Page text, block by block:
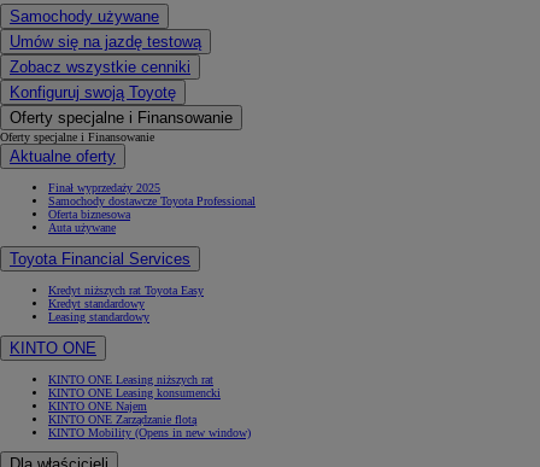
Samochody używane
Umów się na jazdę testową
Zobacz wszystkie cenniki
Konfiguruj swoją Toyotę
Oferty specjalne i Finansowanie
Oferty specjalne i Finansowanie
Aktualne oferty
Finał wyprzedaży 2025
Samochody dostawcze Toyota Professional
Oferta biznesowa
Auta używane
Toyota Financial Services
Kredyt niższych rat Toyota Easy
Kredyt standardowy
Leasing standardowy
KINTO ONE
KINTO ONE Leasing niższych rat
KINTO ONE Leasing konsumencki
KINTO ONE Najem
KINTO ONE Zarządzanie flotą
KINTO Mobility (Opens in new window)